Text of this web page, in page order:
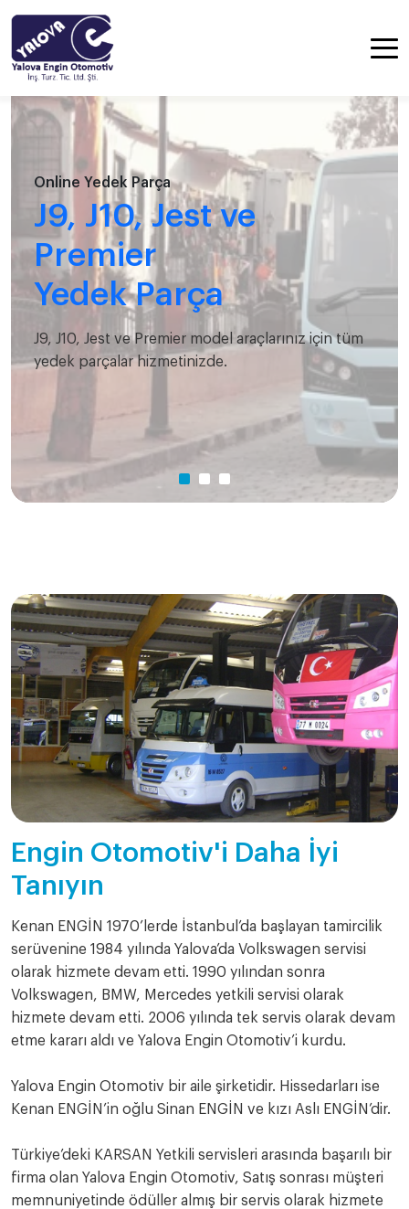
Online Yedek Parça
J9, J10, Jest ve
Premier
Yedek Parça
J9, J10, Jest ve Premier model araçlarınız için tüm
yedek parçalar hizmetinizde.
Engin Otomotiv'i Daha İyi
Tanıyın
Kenan ENGİN 1970’lerde İstanbul’da başlayan tamircilik
serüvenine 1984 yılında Yalova’da Volkswagen servisi
olarak hizmete devam etti. 1990 yılından sonra
Volkswagen, BMW, Mercedes yetkili servisi olarak
hizmete devam etti. 2006 yılında tek servis olarak devam
etme kararı aldı ve Yalova Engin Otomotiv’i kurdu.
Yalova Engin Otomotiv bir aile şirketidir. Hissedarları ise
Kenan ENGİN’in oğlu Sinan ENGİN ve kızı Aslı ENGİN’dir.
Türkiye’deki KARSAN Yetkili servisleri arasında başarılı bir
firma olan Yalova Engin Otomotiv, Satış sonrası müşteri
memnuniyetinde ödüller almış bir servis olarak hizmete